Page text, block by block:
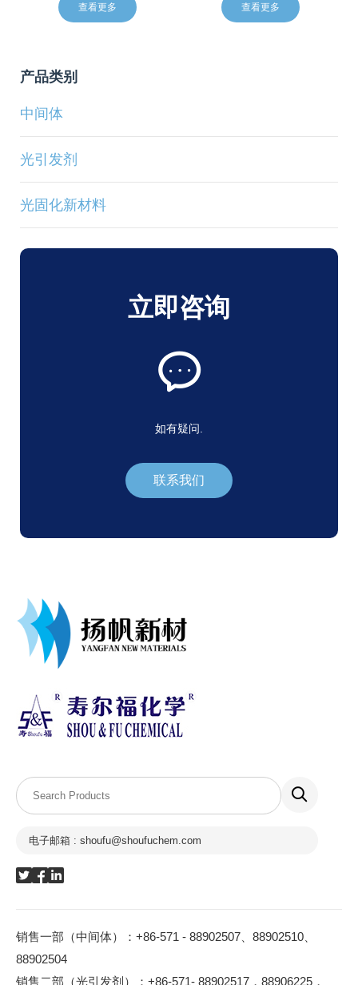
查看更多 查看更多
产品类别
中间体
光引发剂
光固化新材料
立即咨询
如有疑问.
联系我们
电子邮箱 : shoufu@shoufuchem.com
销售一部（中间体）：+86-571 - 88902507、88902510、
88902504
销售二部（光引发剂）：+86-571- 88902517，88906225，